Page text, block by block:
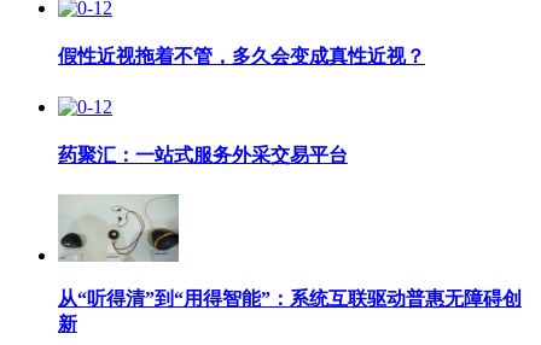
假性近视拖着不管，多久会变成真性近视？
药聚汇：一站式服务外采交易平台
从“听得清”到“用得智能”：系统互联驱动普惠无障碍创
新